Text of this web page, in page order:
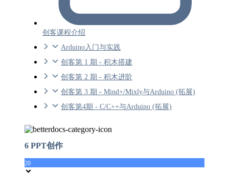
创客课程介绍
Arduino入门与实践
创客第 1 期 - 积木搭建
创客第 2 期 - 积木进阶
创客第 3 期 - Mind+/Mixly与Arduino (拓展)
创客第4期 - C/C++与Arduino (拓展)
6 PPT创作
20